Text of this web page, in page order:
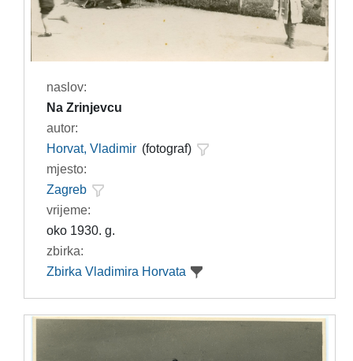
naslov:
Na Zrinjevcu
autor:
Horvat, Vladimir (fotograf)
mjesto:
Zagreb
vrijeme:
oko 1930. g.
zbirka:
Zbirka Vladimira Horvata